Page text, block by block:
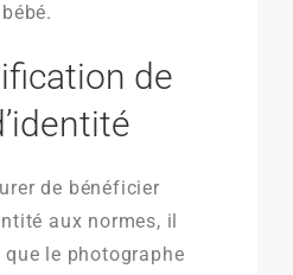
de
de bénéficier
aux normes, il
le photographe